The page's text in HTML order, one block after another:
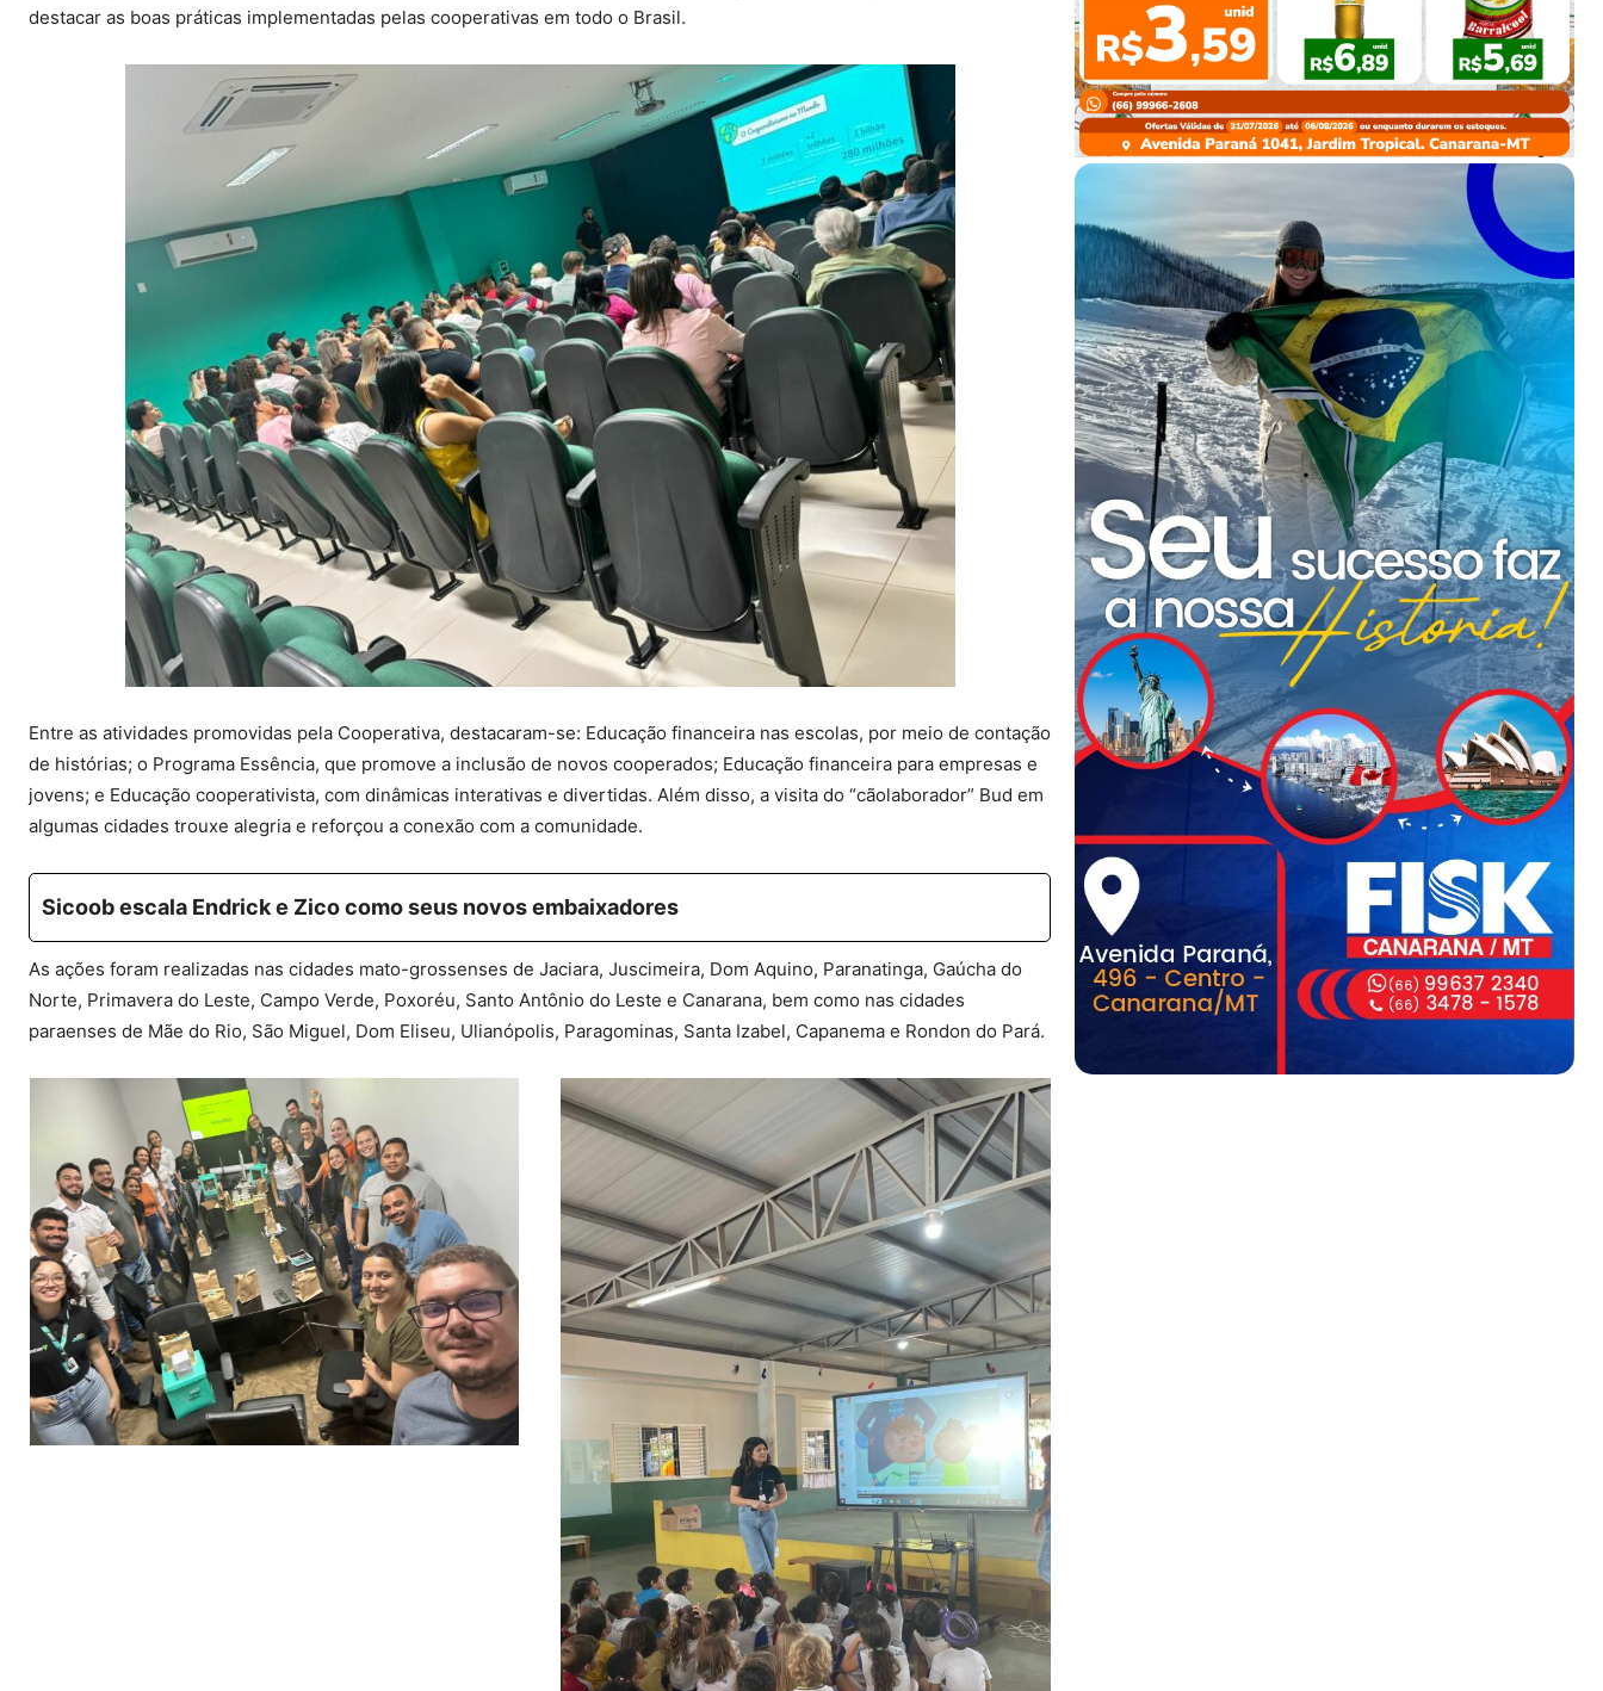
destacar as boas práticas implementadas pelas cooperativas em todo o Brasil.
Entre as atividades promovidas pela Cooperativa, destacaram-se: Educação financeira nas escolas, por meio de contação
de histórias; o Programa Essência, que promove a inclusão de novos cooperados; Educação financeira para empresas e
jovens; e Educação cooperativista, com dinâmicas interativas e divertidas. Além disso, a visita do “cãolaborador” Bud em
algumas cidades trouxe alegria e reforçou a conexão com a comunidade.
Sicoob escala Endrick e Zico como seus novos embaixadores
As ações foram realizadas nas cidades mato-grossenses de Jaciara, Juscimeira, Dom Aquino, Paranatinga, Gaúcha do
Norte, Primavera do Leste, Campo Verde, Poxoréu, Santo Antônio do Leste e Canarana, bem como nas cidades
paraenses de Mãe do Rio, São Miguel, Dom Eliseu, Ulianópolis, Paragominas, Santa Izabel, Capanema e Rondon do Pará.